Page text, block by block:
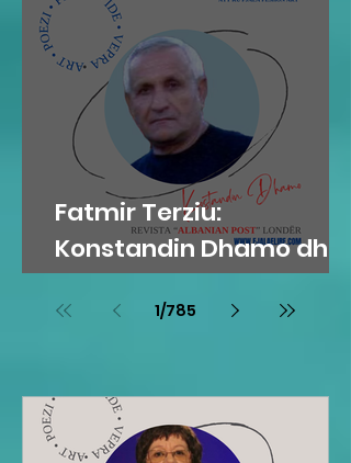
Fatmir Terziu:
Konstandin Dhamo dhe
diksursi i variacionit
1/785